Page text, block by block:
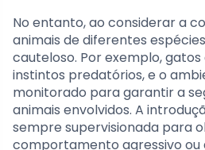
No entanto, ao considerar a
animais de diferentes
cauteloso. Por exemplo,
instintos predatórios, e o
monitorado para garantir a
animais envolvidos. A
sempre supervisionada para
comportamento agressivo ou